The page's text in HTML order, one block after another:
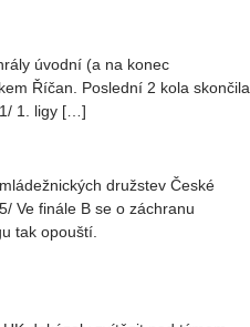
úvodní (a na konec
Říčan. Poslední 2 kola skončila
1. ligy […]
družstev České
Ve finále B se o záchranu
tak opouští.